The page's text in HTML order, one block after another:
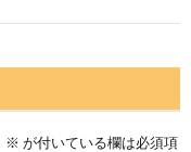
※ が付いている欄は必須項